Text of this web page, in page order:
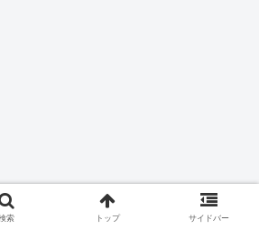
索 トップ サイドバー